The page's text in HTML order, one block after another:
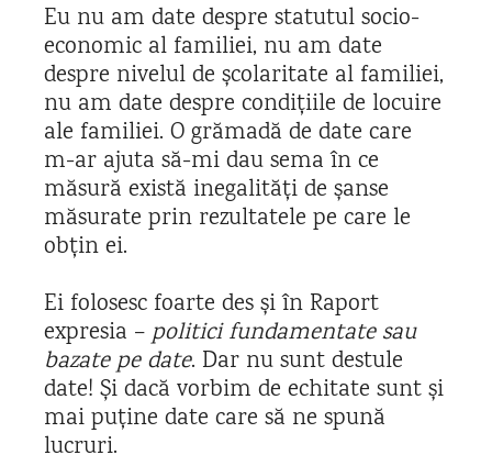
Eu nu am date despre statutul socio-
economic al familiei, nu am date
despre nivelul de școlaritate al familiei,
nu am date despre condițiile de locuire
ale familiei. O grămadă de date care
m-ar ajuta să-mi dau sema în ce
măsură există inegalități de șanse
măsurate prin rezultatele pe care le
obțin ei.
Ei folosesc foarte des și în Raport
expresia –politici fundamentate sau
bazate pe date. Dar nu sunt destule
date! Și dacă vorbim de echitate sunt și
mai puține date care să ne spună
lucruri.